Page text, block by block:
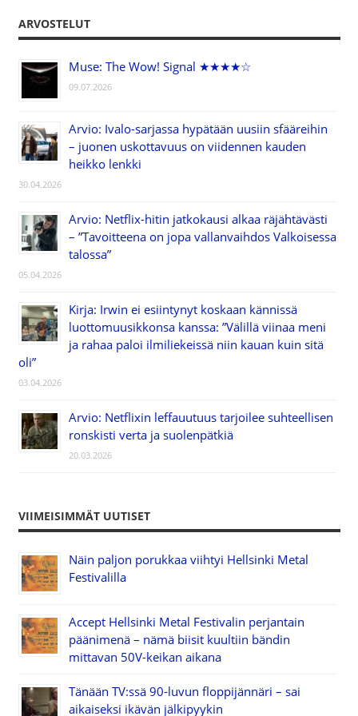
ARVOSTELUT
Muse: The Wow! Signal ★★★★☆
09.07.2026
Arvio: Ivalo-sarjassa hypätään uusiin sfääreihin
– juonen uskottavuus on viidennen kauden
heikko lenkki
30.04.2026
Arvio: Netflix-hitin jatkokausi alkaa räjähtävästi
– ”Tavoitteena on jopa vallanvaihdos Valkoisessa
talossa”
05.04.2026
Kirja: Irwin ei esiintynyt koskaan kännissä
luottomuusikkonsa kanssa: ”Välillä viinaa meni
ja rahaa paloi ilmiliekeissä niin kauan kuin sitä
oli”
03.04.2026
Arvio: Netflixin leffauutuus tarjoilee suhteellisen
ronskisti verta ja suolenpätkiä
20.03.2026
VIIMEISIMMÄT UUTISET
Näin paljon porukkaa viihtyi Hellsinki Metal
Festivalilla
Accept Hellsinki Metal Festivalin perjantain
päänimenä – nämä biisit kuultiin bändin
mittavan 50V-keikan aikana
Tänään TV:ssä 90-luvun floppijännäri – sai
aikaiseksi ikävän jälkipyykin